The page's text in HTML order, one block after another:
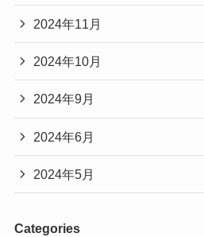
2024年11月
2024年10月
2024年9月
2024年6月
2024年5月
Categories